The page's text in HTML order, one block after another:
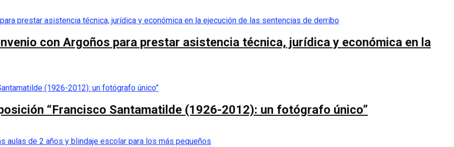
con Argoños para prestar asistencia técnica, jurídica y económica en la
“Francisco Santamatilde (1926-2012): un fotógrafo único”